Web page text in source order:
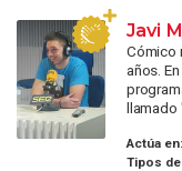
Javi
Cómico
años.
llamado
Actúa en:
Tipos